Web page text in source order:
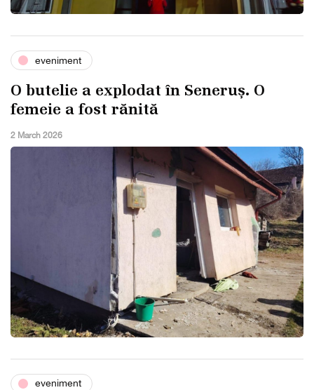
eveniment
O butelie a explodat în Seneruș. O
femeie a fost rănită
2 March 2026
eveniment